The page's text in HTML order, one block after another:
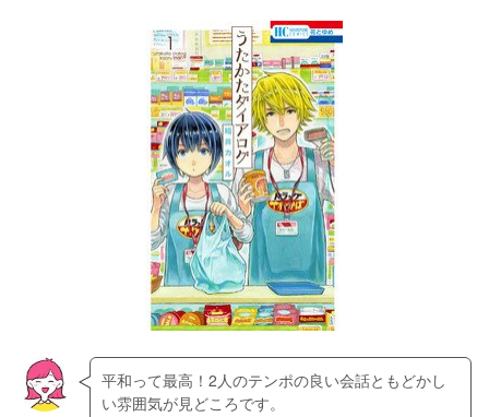
平和って最高！2人のテンポの良い会話ともどかし
い雰囲気が見どころです。